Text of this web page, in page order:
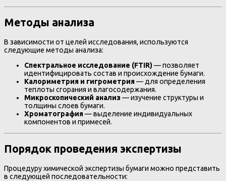
Методы анализа
В зависимости от целей исследования, используются
следующие методы анализа:
Спектральное исследование (FTIR)— позволяет
идентифицировать состав и происхождение бумаги.
Калориметрия и гигрометрия— для определения
теплоты сгорания и влагосодержания.
Микроскопический анализ— изучение структуры и
толщины слоев бумаги.
Хроматография— выделение индивидуальных
компонентов и примесей.
Порядок проведения экспертизы
Процедуру химической экспертизы бумаги можно представить
в следующей последовательности: